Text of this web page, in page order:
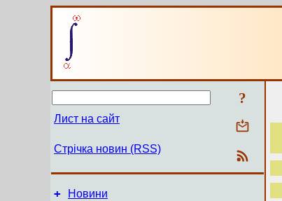
?
Лист на сайт
Стрічка новин (RSS)
+ Новини